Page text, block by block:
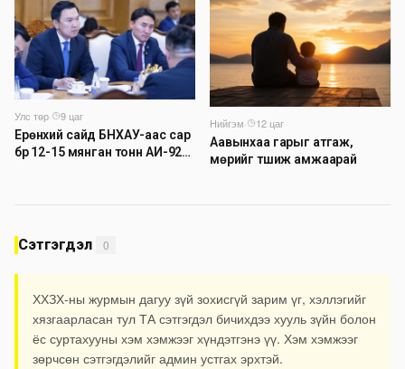
Улс төр·
9 цаг
Ерөнхий сайд БНХАУ-аас сар
бүр 12-15 мянган тонн АИ-92
Нийгэм·
12 цаг
Аавынхаа гарыг атгаж,
мөрийг түшиж амжаарай
Сэтгэгдэл 0
ХХЗХ-ны журмын дагуу зүй зохисгүй зарим үг, хэллэгийг
хязгаарласан тул ТА сэтгэгдэл бичихдээ хууль зүйн болон
ёс суртахууны хэм хэмжээг хүндэтгэнэ үү. Хэм хэмжээг
зөрчсөн сэтгэгдэлийг админ устгах эрхтэй.